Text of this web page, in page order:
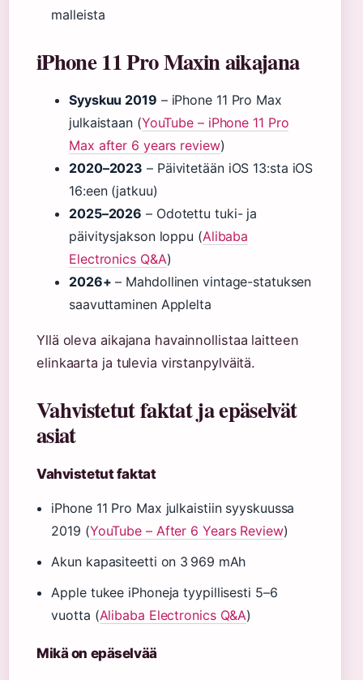
malleista
iPhone 11 Pro Maxin aikajana
Syyskuu 2019 – iPhone 11 Pro Max
julkaistaan (YouTube – iPhone 11 Pro
Max after 6 years review)
2020–2023 – Päivitetään iOS 13:sta iOS
16:een (jatkuu)
2025–2026 – Odotettu tuki- ja
päivitysjakson loppu (Alibaba
Electronics Q&A)
2026+ – Mahdollinen vintage-statuksen
saavuttaminen Applelta
Yllä oleva aikajana havainnollistaa laitteen
elinkaarta ja tulevia virstanpylväitä.
Vahvistetut faktat ja epäselvät
asiat
Vahvistetut faktat
iPhone 11 Pro Max julkaistiin syyskuussa
2019 (YouTube – After 6 Years Review)
Akun kapasiteetti on 3 969 mAh
Apple tukee iPhoneja tyypillisesti 5–6
vuotta (Alibaba Electronics Q&A)
Mikä on epäselvää